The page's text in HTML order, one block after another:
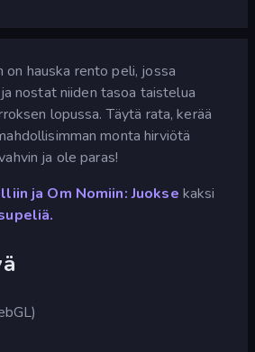
on hauska rento peli, jossa
nostat niiden tasoa taistelua
lopussa. Täytä rata, kerää
monta hirviötä
ja ole paras!
ja Om Nomiin: Juokse kaksi